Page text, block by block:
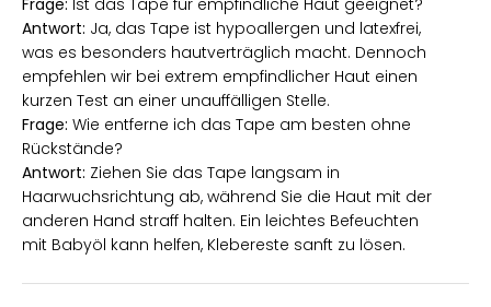
Antwort: Ja, das Tape ist hypoallergen und latexfrei,
was es besonders hautverträglich macht. Dennoch
empfehlen wir bei extrem empfindlicher Haut einen
kurzen Test an einer unauffälligen Stelle.
Frage: Wie entferne ich das Tape am besten ohne
Rückstände?
Antwort: Ziehen Sie das Tape langsam in
Haarwuchsrichtung ab, während Sie die Haut mit der
anderen Hand straff halten. Ein leichtes Befeuchten
mit Babyöl kann helfen, Klebereste sanft zu lösen.